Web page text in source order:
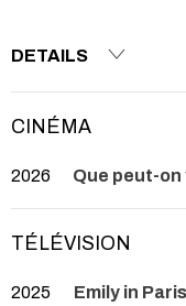
DETAILS
CINÉMA
2026 Que peut-on
TÉLÉVISION
2025 Emily in